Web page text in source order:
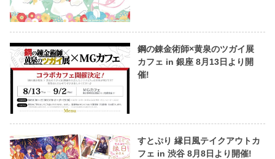
鋼の錬金術師×黄泉のツガイ展
カフェ in 銀座 8月13日より開
催!
すとぷり 縁日風テイクアウトカ
フェ in 渋谷 8月8日より開催!